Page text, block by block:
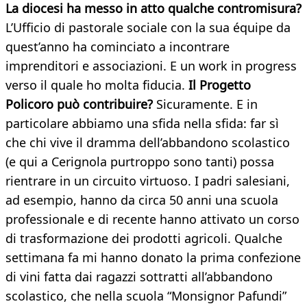
La diocesi ha messo in atto qualche contromisura?
L’Ufficio di pastorale sociale con la sua équipe da
quest’anno ha cominciato a incontrare
imprenditori e associazioni. E un work in progress
verso il quale ho molta fiducia. Il Progetto
Policoro può contribuire? Sicuramente. E in
particolare abbiamo una sfida nella sfida: far sì
che chi vive il dramma dell’abbandono scolastico
(e qui a Cerignola purtroppo sono tanti) possa
rientrare in un circuito virtuoso. I padri salesiani,
ad esempio, hanno da circa 50 anni una scuola
professionale e di recente hanno attivato un corso
di trasformazione dei prodotti agricoli. Qualche
settimana fa mi hanno donato la prima confezione
di vini fatta dai ragazzi sottratti all’abbandono
scolastico, che nella scuola “Monsignor Pafundi”